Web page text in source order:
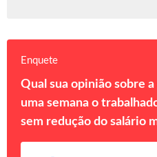
Enquete
Qual sua opinião sobre a
uma semana o
sem redução do salário